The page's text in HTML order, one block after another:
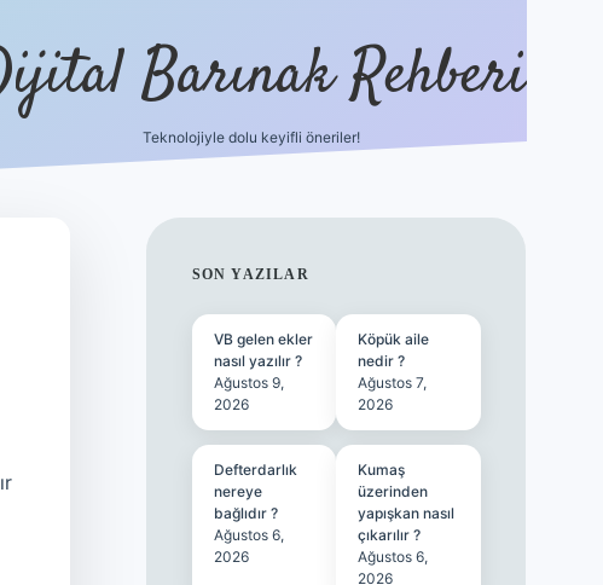
Barınak Rehberi
Teknolojiyle dolu keyifli öneriler!
SIDEBAR
SON YAZILAR
VB gelen ekler
nasıl yazılır ?
Ağustos 9,
2026
Köpük aile
nedir ?
Ağustos 7,
2026
Defterdarlık
nereye
bağlıdır ?
Ağustos 6,
2026
Kumaş
üzerinden
yapışkan nasıl
çıkarılır ?
Ağustos 6,
2026
hiltonbet güncel giriş